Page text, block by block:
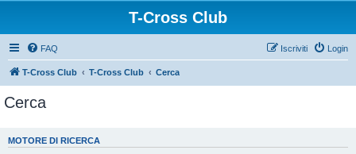
T-Cross Club
FAQ Login
Iscriviti
T-Cross Club T-Cross Club Cerca
Cerca
MOTORE DI RICERCA